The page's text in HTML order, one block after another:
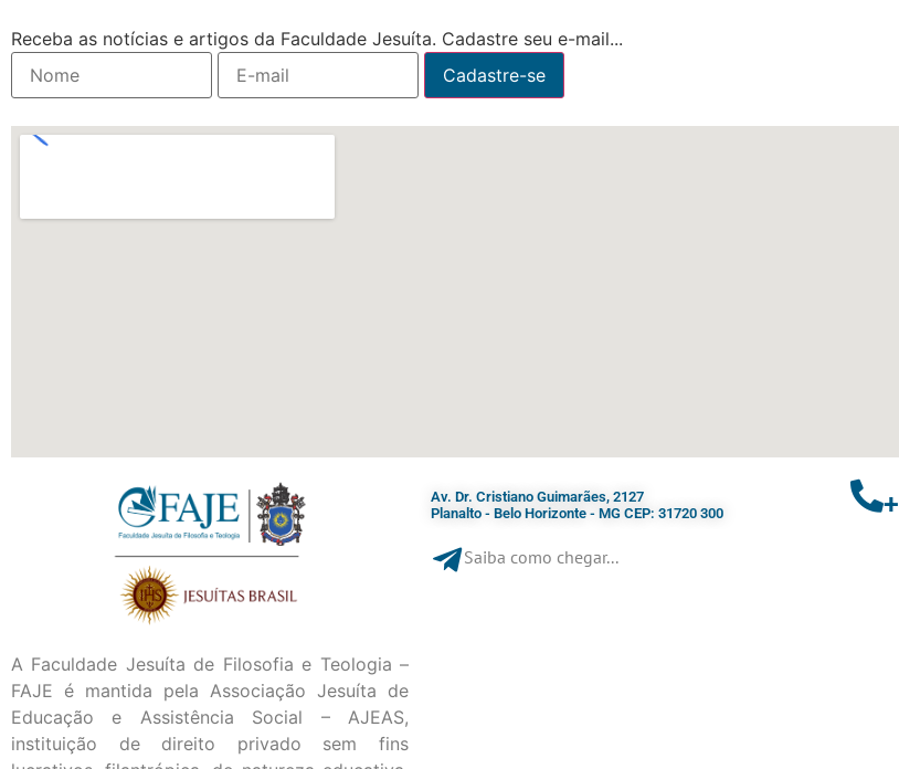
Receba as notícias e artigos da Faculdade Jesuíta. Cadastre seu e-mail...
A Faculdade Jesuíta de Filosofia e Teologia –
FAJE é mantida pela Associação Jesuíta de
Educação e Assistência Social – AJEAS,
instituição de direito privado sem fins
Av. Dr. Cristiano Guimarães, 2127
Planalto - Belo Horizonte - MG CEP: 31720 300
Saiba como chegar...